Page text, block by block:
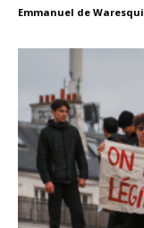
Emmanuel de